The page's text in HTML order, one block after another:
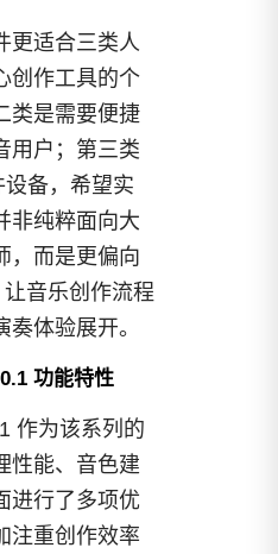
更适合三类人
创作工具的个
类是需要便捷
用户；第三类
备，希望实
非纯粹面向大
，而是更偏向
让音乐创作流程
体验展开。
功能特性
作为该系列的
性能、音色建
进行了多项优
注重创作效率